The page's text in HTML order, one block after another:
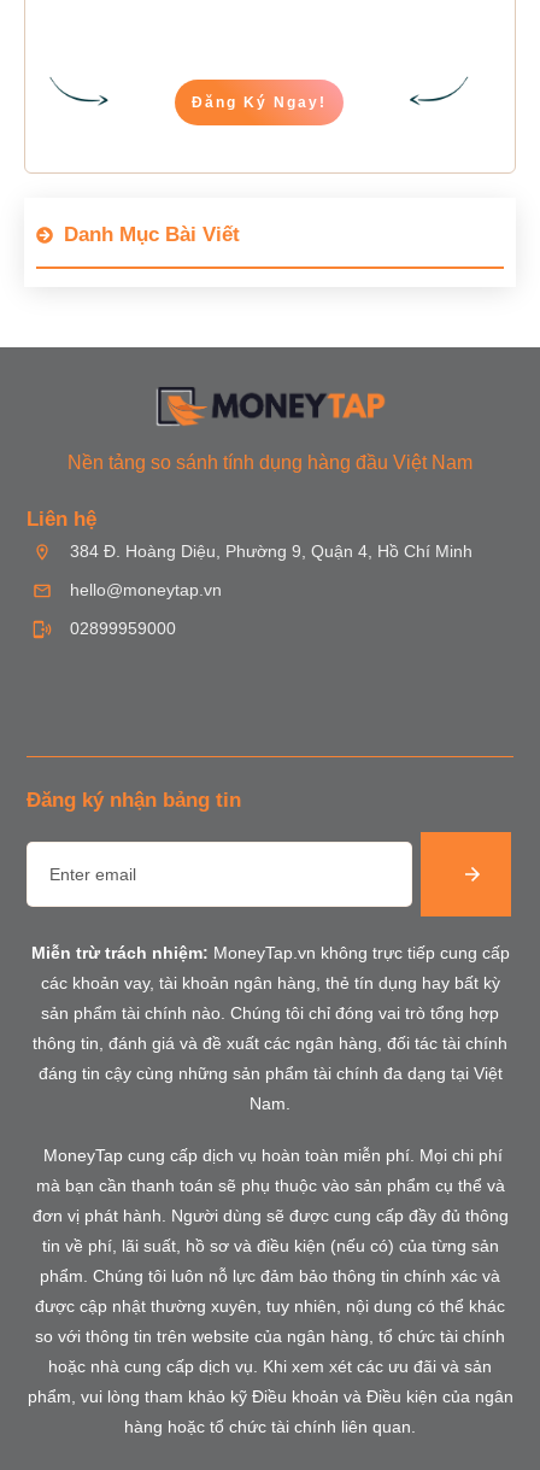
Đăng Ký Ngay!
Danh Mục Bài Viết
Nền tảng so sánh tính dụng hàng đầu Việt Nam
Liên hệ
384 Đ. Hoàng Diệu, Phường 9, Quận 4, Hồ Chí Minh
hello@moneytap.vn
02899959000
Đăng ký nhận bảng tin
Miễn trừ trách nhiệm: MoneyTap.vn không trực tiếp cung cấp
các khoản vay, tài khoản ngân hàng, thẻ tín dụng hay bất kỳ
sản phẩm tài chính nào. Chúng tôi chỉ đóng vai trò tổng hợp
thông tin, đánh giá và đề xuất các ngân hàng, đối tác tài chính
đáng tin cậy cùng những sản phẩm tài chính đa dạng tại Việt
Nam.
MoneyTap cung cấp dịch vụ hoàn toàn miễn phí. Mọi chi phí
mà bạn cần thanh toán sẽ phụ thuộc vào sản phẩm cụ thể và
đơn vị phát hành. Người dùng sẽ được cung cấp đầy đủ thông
tin về phí, lãi suất, hồ sơ và điều kiện (nếu có) của từng sản
phẩm. Chúng tôi luôn nỗ lực đảm bảo thông tin chính xác và
được cập nhật thường xuyên, tuy nhiên, nội dung có thể khác
so với thông tin trên website của ngân hàng, tổ chức tài chính
hoặc nhà cung cấp dịch vụ. Khi xem xét các ưu đãi và sản
phẩm, vui lòng tham khảo kỹ Điều khoản và Điều kiện của ngân
hàng hoặc tổ chức tài chính liên quan.